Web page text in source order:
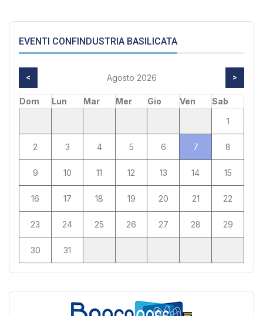
EVENTI CONFINDUSTRIA BASILICATA
< Agosto 2026 >
Dom Lun Mar Mer Gio Ven
Sab
1
2 3 4 5 6 7 8
9 10 11 12 13 14 15
16 17 18 19 20 21 22
23 24 25 26 27 28 29
30 31